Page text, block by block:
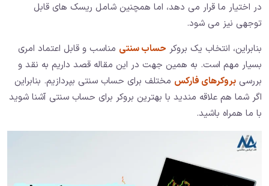
در اختیار ما قرار می ‌دهد، اما همچنین شامل ریسک ‌های قابل
توجهی نیز می‌ شود.
بنابراین، انتخاب یک بروکر حساب سنتی مناسب و قابل اعتماد امری
بسیار مهم است. به همین جهت در این مقاله قصد داریم به نقد و
بررسی بروکرهای فارکس مختلف برای حساب سنتی بپردازیم. بنابراین
اگر شما هم علاقه مندید با بهترین بروکر برای حساب سنتی آشنا شوید
با ما همراه باشید.